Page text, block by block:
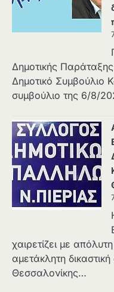
Δημοτικής
Δημοτικό Συμβούλιο
συμβούλιο της 6/8/
χαιρετίζει με
αμετάκλητη
Θεσσαλονίκης…